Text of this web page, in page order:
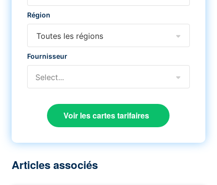
Région
Toutes les régions
Fournisseur
Select...
Voir les cartes tarifaires
Articles associés